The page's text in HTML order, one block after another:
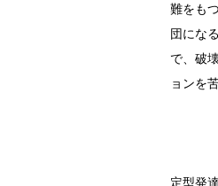
難をも
団にな
で、破
ョンを
定型発